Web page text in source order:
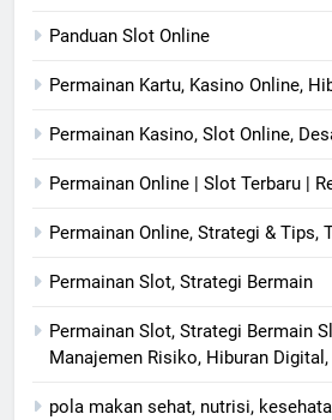
Panduan Slot Online
Permainan Kartu, Kasino Online,
Permainan Kasino, Slot Online,
Permainan Online | Slot Terbaru |
Permainan Online, Strategi & Tips,
Permainan Slot, Strategi Bermain
Permainan Slot, Strategi Bermain
Manajemen Risiko, Hiburan
pola makan sehat, nutrisi,